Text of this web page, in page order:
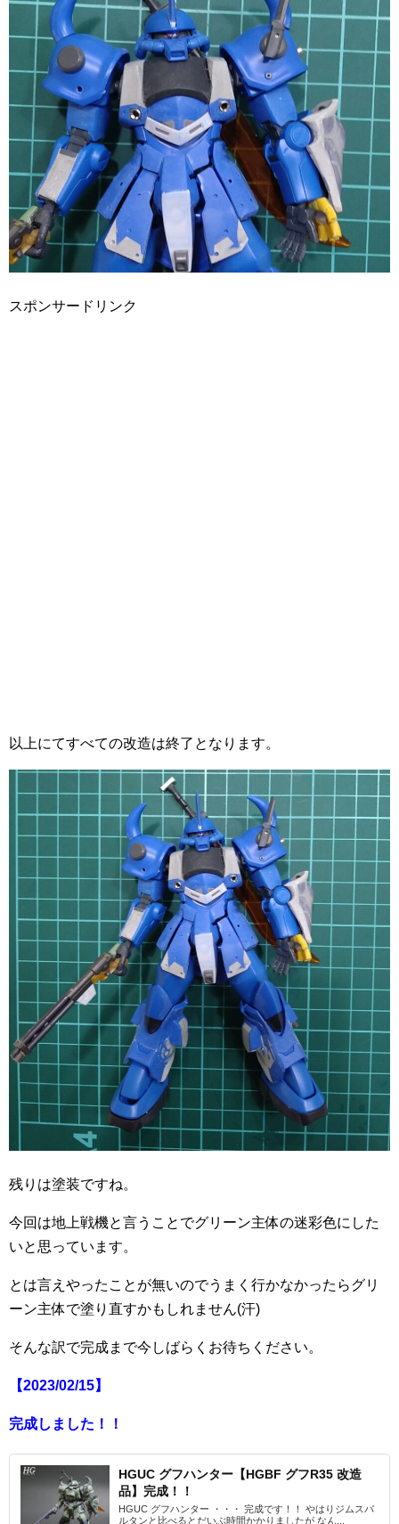
スポンサードリンク
以上にてすべての改造は終了となります。
残りは塗装ですね。
今回は地上戦機と言うことでグリーン主体の迷彩色にした
いと思っています。
とは言えやったことが無いのでうまく行かなかったらグリ
ーン主体で塗り直すかもしれません(汗)
そんな訳で完成まで今しばらくお待ちください。
【2023/02/15】
完成しました！！
HGUC グフハンター【HGBF グフR35 改造
品】完成！！
HGUC グフハンター ・・・ 完成です！！ やはりジムスパ
ルタンと比べるとだいぶ時間かかりましたが なん...